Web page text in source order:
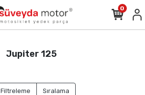
0
Jupiter 125
Filtreleme Sıralama